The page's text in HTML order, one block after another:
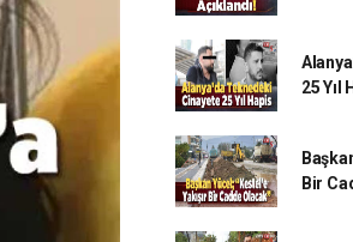
25 Yıl
Bir